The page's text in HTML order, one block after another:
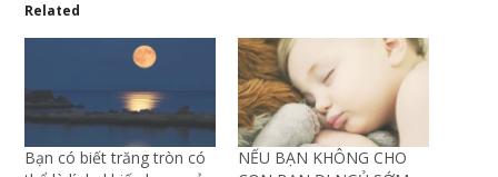
Related
Bạn có biết trăng tròn có
NẾU BẠN KHÔNG CHO